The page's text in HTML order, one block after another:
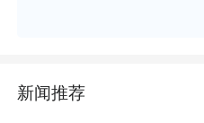
新闻推荐